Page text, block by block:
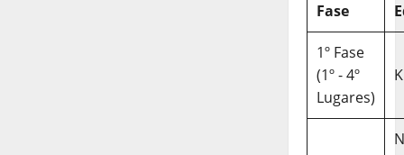
Fase
1º Fase
(1º - 4º
Lugares)